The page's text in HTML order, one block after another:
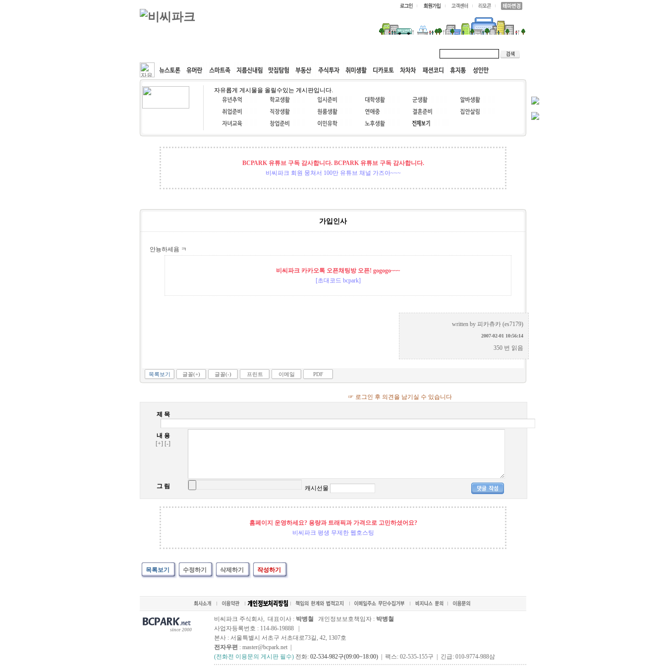
커뮤니티 속도패치 웹호스팅 공동구매 고객센터
자유롭게 게시물을 올릴수있는 게시판입니다.
BCPARK 유튜브 구독 감사합니다. BCPARK 유튜브 구독 감사합니다.
비씨파크 회원 뭉쳐서 100만 유튜브 채널 가즈아~~~
가입인사
안뇽하세욤 ㅋ
비씨파크 카카오톡 오픈채팅방 오픈! gogogo~~~
[초대코드 bcpark]
written by 피카츄카 (es7179)
2007-02-01 10:56:14
350 번 읽음
목록보기 글꼴(+) 글꼴(-) 프린트 이메일 PDF
☞ 로그인 후 의견을 남기실 수 있습니다
제 목
내 용
[+] [-]
그 림 캐시선물
홈페이지 운영하세요? 용량과 트래픽과 가격으로 고민하셨어요?
비씨파크 평생 무제한 웹호스팅
목록보기 수정하기 삭제하기 작성하기
since 2000
비씨파크 주식회사, 대표이사 : 박병철 개인정보보호책임자 : 박병철
사업자등록번호 : 114-86-19888 |
본사 : 서울특별시 서초구 서초대로73길, 42, 1307호
전자우편 : master@bcpark.net |
(전화전 이용문의 게시판 필수) 전화: 02-534-982구(09:00~18:00) | 팩스: 02-535-155구 | 긴급: 010-9774-988삼